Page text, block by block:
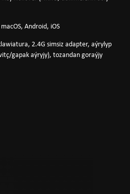
Android, iOS
2.4G simsiz adapter, aýrylyp
gapak aýryjy), tozandan goraýjy